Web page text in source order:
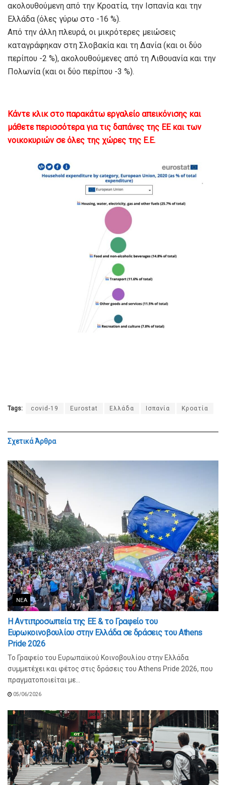
ακολουθούμενη από την Κροατία, την Ισπανία και την
Ελλάδα (όλες γύρω στο -16 %).
Από την άλλη πλευρά, οι μικρότερες μειώσεις
καταγράφηκαν στη Σλοβακία και τη Δανία (και οι δύο
περίπου -2 %), ακολουθούμενες από τη Λιθουανία και την
Πολωνία (και οι δύο περίπου -3 %).
Κάντε κλικ στο παρακάτω εργαλείο απεικόνισης και
μάθετε περισσότερα για τις δαπάνες της ΕΕ και των
νοικοκυριών σε όλες της χώρες της Ε.Ε.
Tags: covid-19 Eurostat Ελλάδα Ισπανία Κροατία
ΣχετικάΆρθρα
ΝΈΑ
Η Αντιπροσωπεία της ΕΕ & το Γραφείο του
Ευρωκοινοβουλίου στην Ελλάδα σε δράσεις του Athens
Pride 2026
Το Γραφείο του Ευρωπαϊκού Κοινοβουλίου στην Ελλάδα
συμμετέχει και φέτος στις δράσεις του Athens Pride 2026, που
πραγματοποιείται με...
05/06/2026